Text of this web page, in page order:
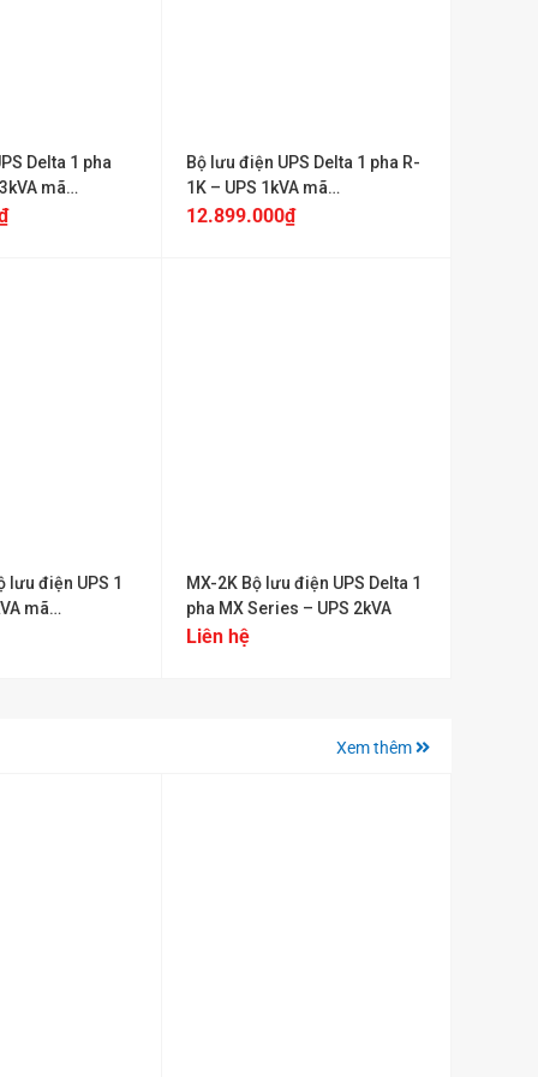
Delta 1 pha
mã
Bộ lưu điện UPS Delta 1 pha R-
1K – UPS 1kVA mã
UPS102R2002N0B6
12.899.000₫
lưu điện UPS 1
mã
MX-2K Bộ lưu điện UPS Delta 1
pha MX Series – UPS 2kVA
Liên hệ
Xem thêm